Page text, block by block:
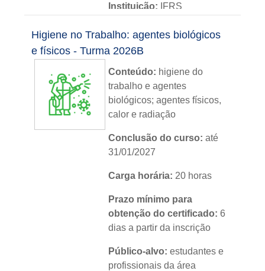
Instituição: IFRS
Nível: básico
Idioma:português
Higiene no Trabalho: agentes biológicos
e físicos - Turma 2026B
Conteúdo: higiene do
trabalho e agentes
biológicos; agentes físicos,
calor e radiação
Conclusão do curso: até
31/01/2027
Carga horária: 20 horas
Prazo mínimo para
obtenção do certificado: 6
dias a partir da inscrição
Público-alvo: estudantes e
profissionais da área